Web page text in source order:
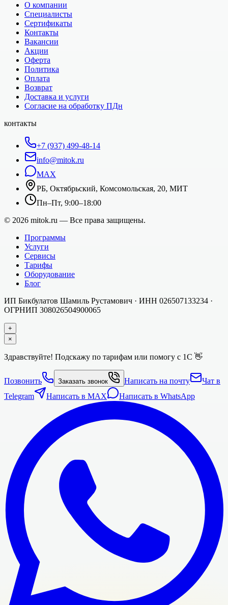
О компании
Специалисты
Сертификаты
Контакты
Вакансии
Акции
Оферта
Политика
Оплата
Возврат
Доставка и услуги
Согласие на обработку ПДн
контакты
+7 (937) 499-48-14
info@mitok.ru
MAX
РБ, Октябрьский, Комсомольская, 20, МИТ
Пн–Пт, 9:00–18:00
© 2026 mitok.ru — Все права защищены.
Программы
Услуги
Сервисы
Тарифы
Оборудование
Блог
ИП Бикбулатов Шамиль Рустамович · ИНН 026507133234 ·
ОГРНИП 308026504900065
+
×
Здравствуйте! Подскажу по тарифам или помогу с 1С 👋
Позвонить Заказать звонок Написать на почту
Чат в
Telegram
Написать в MAX Написать в WhatsApp